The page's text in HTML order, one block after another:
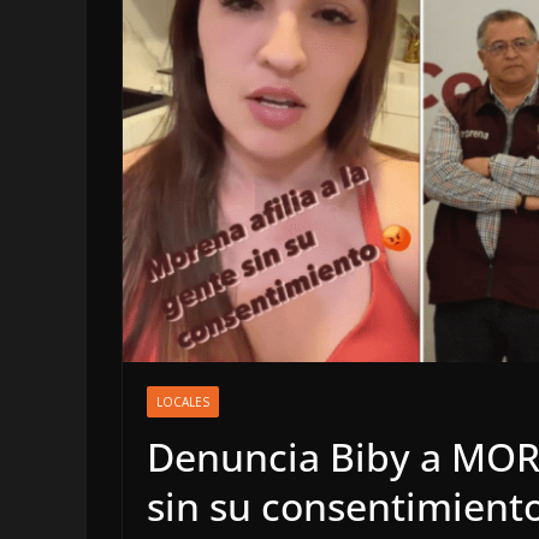
LOCALES
Denuncia Biby a
sin su
OPINIÓN
6 agosto, 2026